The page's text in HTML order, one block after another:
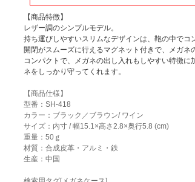
【商品特徴】
レザー調のシンプルモデル。
持ち運びしやすいスリムなデザインは、鞄の中でコ
開閉がスムーズに行えるマグネット付きで、メガネ
コンパクトで、メガネの出し入れもしやすい特徴
ネをしっかり守ってくれます。
【商品仕様】
型番：SH-418
カラー：ブラック／ブラウン/ ワイン
サイズ：内寸 / 幅15.1×高さ2.8×奥行5.8 (cm)
重量：50ｇ
材質：合成皮革・アルミ・鉄
生産：中国